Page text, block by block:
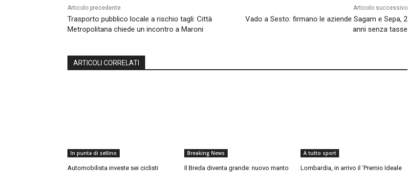
Articolo precedente
Trasporto pubblico locale a rischio tagli: Città
Metropolitana chiede un incontro a Maroni
Articolo successivo
Vado a Sesto: firmano le aziende Sagam e Sepa, 2
anni senza tasse
ARTICOLI CORRELATI
In punta di sellino
Automobilista investe sei ciclisti
Breaking News
Il Breda diventa grande: nuovo manto
A tutto sport
Lombardia, in arrivo il ‘Premio Ideale